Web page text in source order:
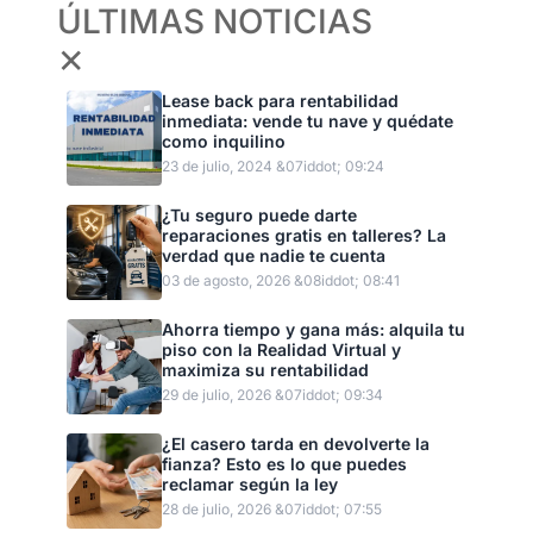
ÚLTIMAS NOTICIAS
✕
Lease back para rentabilidad
inmediata: vende tu nave y quédate
como inquilino
23 de julio, 2024 &07iddot; 09:24
¿Tu seguro puede darte
reparaciones gratis en talleres? La
verdad que nadie te cuenta
03 de agosto, 2026 &08iddot; 08:41
Ahorra tiempo y gana más: alquila tu
piso con la Realidad Virtual y
maximiza su rentabilidad
29 de julio, 2026 &07iddot; 09:34
¿El casero tarda en devolverte la
fianza? Esto es lo que puedes
reclamar según la ley
28 de julio, 2026 &07iddot; 07:55